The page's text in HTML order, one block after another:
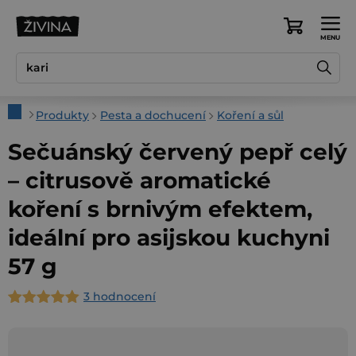
Nákupní
DomůProdukty Pesta a dochucení Koření a sůl
Sečuánský červený pepř celý
– citrusově aromatické
koření s brnivým efektem,
ideální pro asijskou kuchyni
57 g
Průměrné
3 hodnocení